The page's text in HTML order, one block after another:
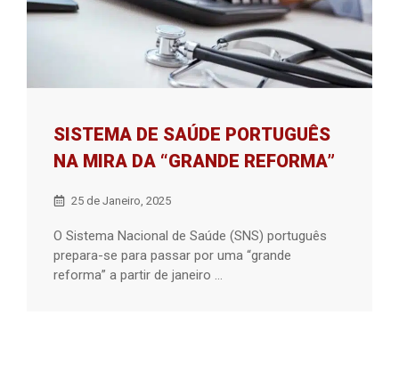
SISTEMA DE SAÚDE PORTUGUÊS
NA MIRA DA “GRANDE REFORMA”
25 de Janeiro, 2025
O Sistema Nacional de Saúde (SNS) português
prepara-se para passar por uma “grande
reforma” a partir de janeiro ...